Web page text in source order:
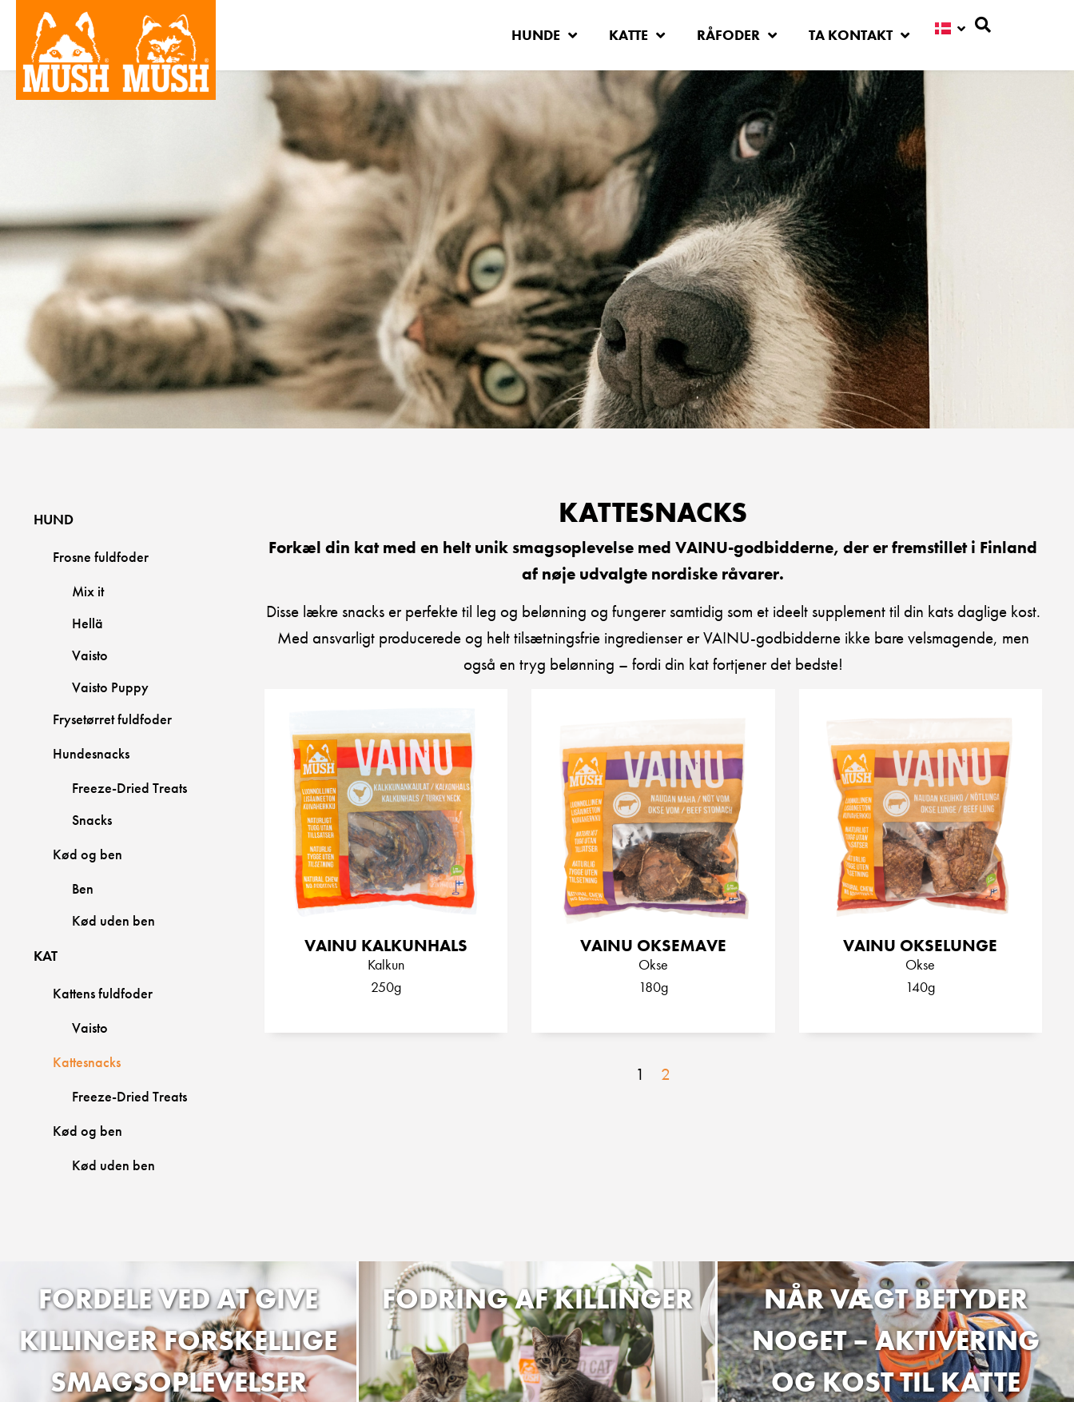
HUNDE KATTE RÅFODER TA KONTAKT
HUND
Frosne fuldfoder
Mix it
Hellä
Vaisto
Vaisto Puppy
Frysetørret fuldfoder
Hundesnacks
Freeze-Dried Treats
Snacks
Kød og ben
Ben
Kød uden ben
KAT
Kattens fuldfoder
Vaisto
Kattesnacks
Freeze-Dried Treats
Kød og ben
Kød uden ben
KATTESNACKS
Forkæl din kat med en helt unik smagsoplevelse med VAINU-godbidderne, der er fremstillet i Finland
af nøje udvalgte nordiske råvarer.
Disse lækre snacks er perfekte til leg og belønning og fungerer samtidig som et ideelt supplement til din kats daglige kost.
Med ansvarligt producerede og helt tilsætningsfrie ingredienser er VAINU-godbidderne ikke bare velsmagende, men
også en tryg belønning – fordi din kat fortjener det bedste!
VAINU KALKUNHALS
Kalkun
250g
VAINU OKSEMAVE
Okse
180g
VAINU OKSELUNGE
Okse
140g
1 2
FORDELE VED AT GIVE
KILLINGER FORSKELLIGE
SMAGSOPLEVELSER
FODRING AF KILLINGER
NÅR VÆGT BETYDER
NOGET – AKTIVERING
OG KOST TIL KATTE